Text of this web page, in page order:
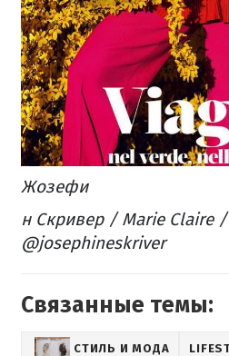
Жозефи
н Скривер / Marie Claire
@josephineskriver
Связанные темы:
СТИЛЬ И МОДА